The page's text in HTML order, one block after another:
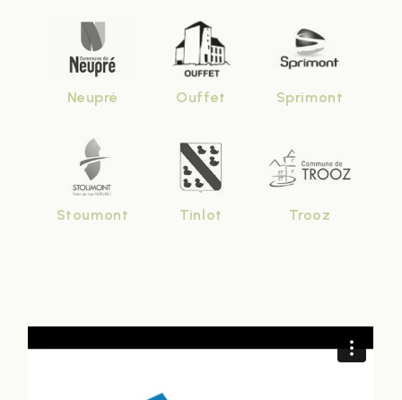
Neupré Ouffet Sprimont
Stoumont Tinlot Trooz